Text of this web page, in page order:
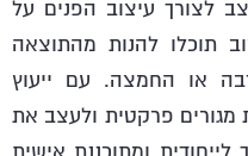
לצורך עיצוב הפנים על
תוכלו להנות מהתוצאה
או החמצה. עם ייעוץ
מגורים פרקטית ולעצב את